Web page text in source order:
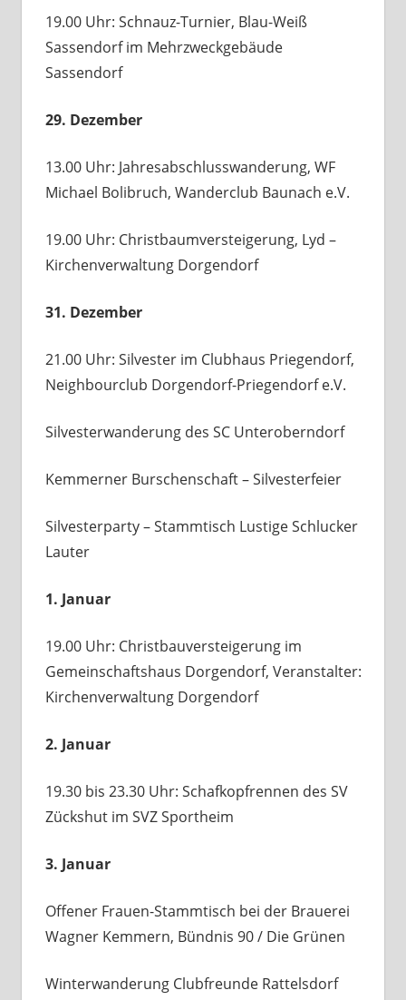
19.00 Uhr: Schnauz-Turnier, Blau-Weiß
Sassendorf im Mehrzweckgebäude
Sassendorf
29. Dezember
13.00 Uhr: Jahresabschlusswanderung, WF
Michael Bolibruch, Wanderclub Baunach e.V.
19.00 Uhr: Christbaumversteigerung, Lyd –
Kirchenverwaltung Dorgendorf
31. Dezember
21.00 Uhr: Silvester im Clubhaus Priegendorf,
Neighbourclub Dorgendorf-Priegendorf e.V.
Silvesterwanderung des SC Unteroberndorf
Kemmerner Burschenschaft – Silvesterfeier
Silvesterparty – Stammtisch Lustige Schlucker
Lauter
1. Januar
19.00 Uhr: Christbauversteigerung im
Gemeinschaftshaus Dorgendorf, Veranstalter:
Kirchenverwaltung Dorgendorf
2. Januar
19.30 bis 23.30 Uhr: Schafkopfrennen des SV
Zückshut im SVZ Sportheim
3. Januar
Offener Frauen-Stammtisch bei der Brauerei
Wagner Kemmern, Bündnis 90 / Die Grünen
Winterwanderung Clubfreunde Rattelsdorf